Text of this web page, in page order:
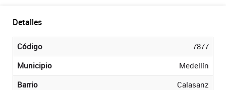
Detalles
Código
7877
Municipio
Medellín
Barrio
Calasanz